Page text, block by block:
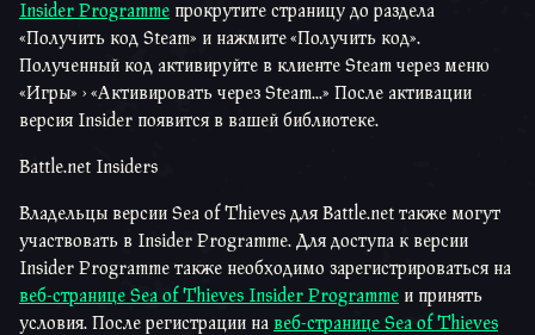
Insider Programme прокрутите страницу до раздела
«Получить код Steam» и нажмите «Получить код».
Полученный код активируйте в клиенте Steam через меню
«Игры» > «Активировать через Steam...» После активации
версия Insider появится в вашей библиотеке.
Battle.net Insiders
Владельцы версии Sea of Thieves для Battle.net также могут
участвовать в Insider Programme. Для доступа к версии
Insider Programme также необходимо зарегистрироваться на
веб-странице Sea of Thieves Insider Programme и принять
условия. После регистрации на веб-странице Sea of Thieves